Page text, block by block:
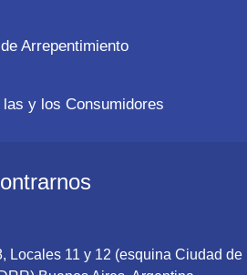
Arrepentimiento
las y los Consumidores
Locales 11 y 12 (esquina Ciudad de